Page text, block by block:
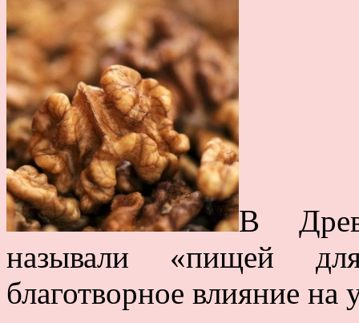
В
называли «пищей
благотворное влияние на